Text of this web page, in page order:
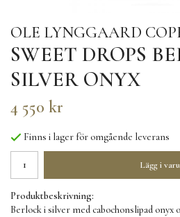
OLE LYNGGAARD
SWEET DROPS
SILVER ONYX
4 550 kr
Finns i lager för omgående leverans
Lägg i
Produktbeskrivning:
Berlock i silver med cabochonslipad